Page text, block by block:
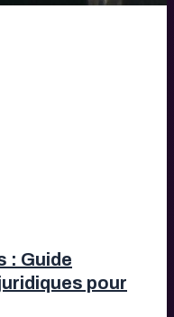
: Guide
pour